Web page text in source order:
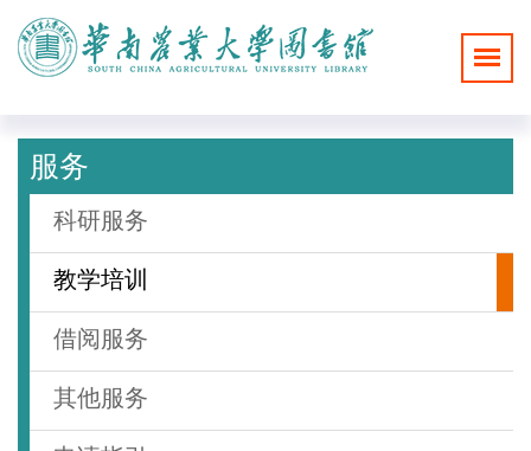
服务
科研服务
教学培训
借阅服务
其他服务